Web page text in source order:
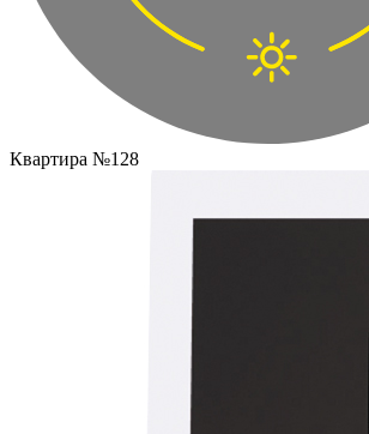
Квартира №128